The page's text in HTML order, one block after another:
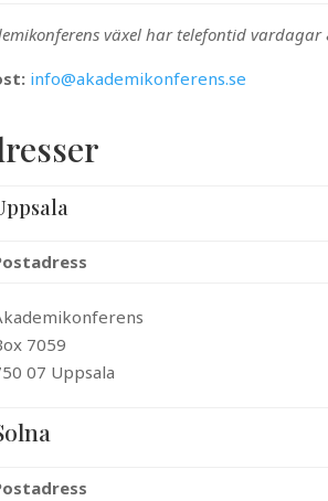
växel har telefontid vardagar
info@akademikonferens.se
7059
07 Uppsala